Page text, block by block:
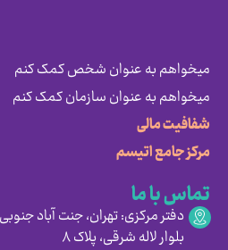
میخواهم به عنوان شخص کمک کنم
میخواهم به عنوان سازمان کمک کنم
شفافیت مالی
مرکز جامع اتیسم
تماس با ما
دفتر مرکزی: تهران، جنت آباد
بلوار لاله شرقی، پلاک ۸